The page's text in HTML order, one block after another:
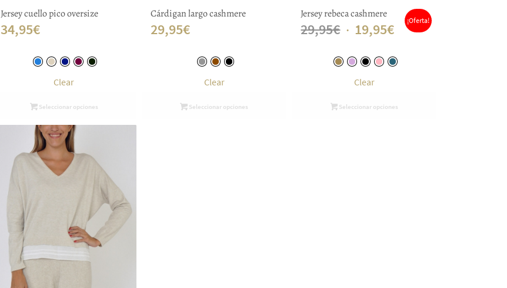
Jersey cuello pico oversize
34,95€
Clear
Seleccionar opciones
Cárdigan largo cashmere
29,95€
Clear
Seleccionar opciones
Jersey rebeca cashmere
29,95€ El
original
era:
29,95€.
19,95€El
actual
19,95€.
¡Oferta!
Clear
Seleccionar opciones